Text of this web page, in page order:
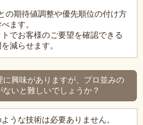
の期待値調整や優先順位の付け方
ます。
でお客様のご要望を確認できる
減らせます。
に興味がありますが、プロ並みの
ないと難しいでしょうか？
うな技術は必要ありません。